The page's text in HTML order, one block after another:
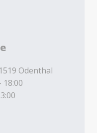
Odenthal
18:00